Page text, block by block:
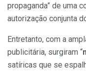
propaganda” de uma
autorização conjunta
Entretanto, com a
publicitária, surgiram “
satíricas que se